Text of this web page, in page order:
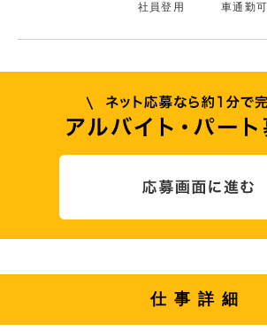
社員登用 車通勤可
仕事詳細